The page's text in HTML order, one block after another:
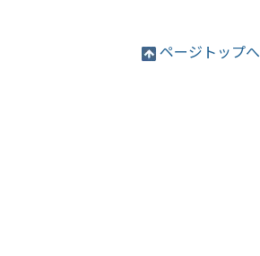
ページトップへ